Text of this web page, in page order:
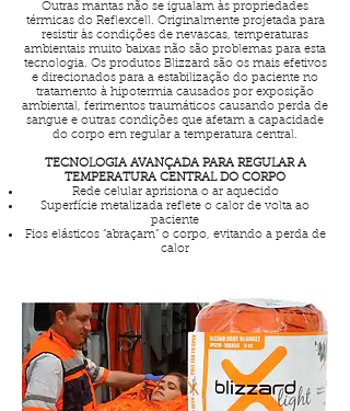
Outras mantas não se igualam às propriedades
térmicas do Reflexcell. Originalmente projetada para
resistir às condições de nevascas, temperaturas
ambientais muito baixas não são problemas para esta
tecnologia. Os produtos Blizzard são os mais efetivos
e direcionados para a estabilização do paciente no
tratamento à hipotermia causados por exposição
ambiental, ferimentos traumáticos causando perda de
sangue e outras condições que afetam a capacidade
do corpo em regular a temperatura central.
TECNOLOGIA AVANÇADA PARA REGULAR A
TEMPERATURA CENTRAL DO CORPO
Rede celular aprisiona o ar aquecido
Superfície metalizada reflete o calor de volta ao
paciente
Fios elásticos “abraçam” o corpo, evitando a perda de
calor